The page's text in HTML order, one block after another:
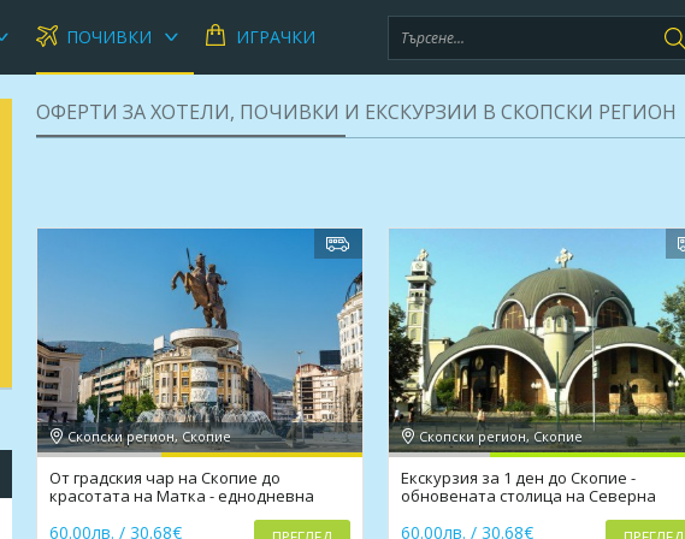
ПОЧИВКИ ИГРАЧКИ
ОФЕРТИ ЗА ХОТЕЛИ, ПОЧИВКИ И ЕКСКУРЗИИ В СКОПСКИ РЕГИОН
Скопски регион, Скопие
От градския чар на Скопие до
красотата на Матка - еднодневна
60.00лв. / 30.68€
Скопски регион, Скопие
Екскурзия за 1 ден до Скопие -
обновената столица на Северна
60.00лв. / 30.68€